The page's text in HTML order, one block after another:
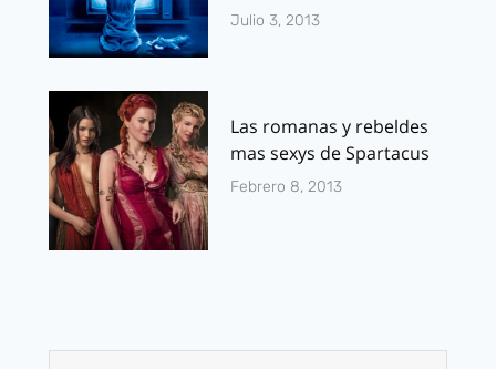
Julio 3, 2013
Las romanas y rebeldes
mas sexys de Spartacus
Febrero 8, 2013